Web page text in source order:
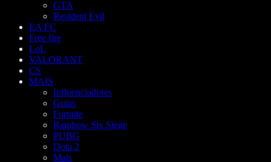
GTA
Resident Evil
EA FC
Free fire
LoL
VALORANT
CS
MAIS
Influenciadores
Guias
Fortnite
Rainbow Six Siege
PUBG
Dota 2
Mais